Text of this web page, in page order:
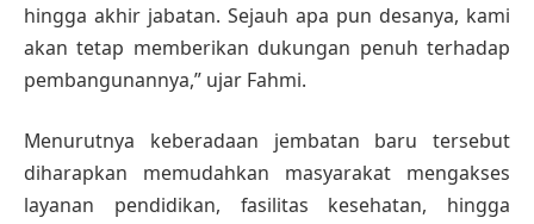
hingga akhir jabatan. Sejauh apa pun desanya, kami
akan tetap memberikan dukungan penuh terhadap
pembangunannya,” ujar Fahmi.
Menurutnya keberadaan jembatan baru tersebut
diharapkan memudahkan masyarakat mengakses
layanan pendidikan, fasilitas kesehatan, hingga